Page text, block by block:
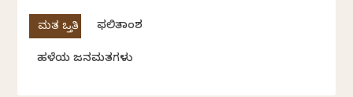
ಫಲಿತಾಂಶ
ಹಳೆಯ ಜನಮತಗಳು